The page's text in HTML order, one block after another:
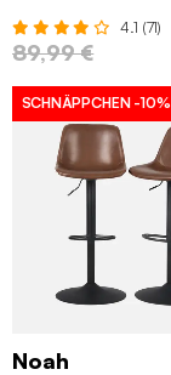
4.1 (71)
89,99 €
SCHNÄPPCHEN -10%
Noah